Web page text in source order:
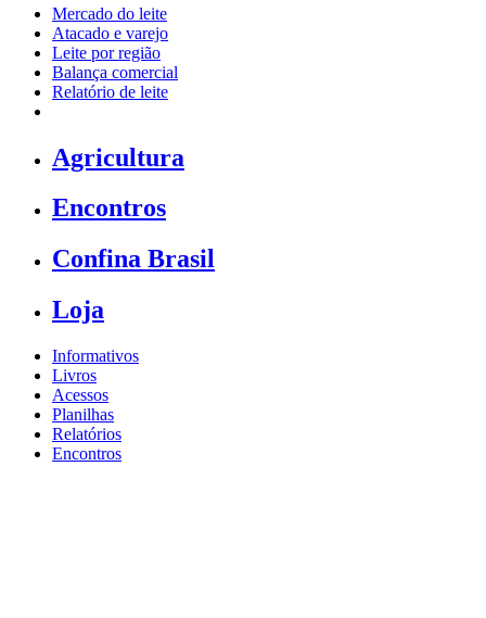
Mercado do leite
Atacado e varejo
Leite por região
Balança comercial
Relatório de leite
Agricultura
Encontros
Confina Brasil
Loja
Informativos
Livros
Acessos
Planilhas
Relatórios
Encontros